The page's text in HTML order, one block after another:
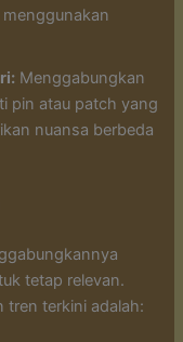
Menggabungkan
pin atau patch yang
nuansa berbeda
tetap relevan.
tren terkini adalah: